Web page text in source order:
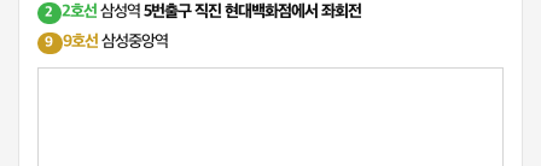
2 2호선삼성역5번출구 직진 현대백화점에서 좌회전
9 9호선삼성중앙역